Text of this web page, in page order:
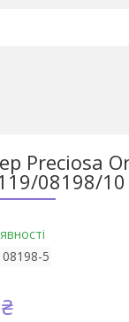
Preciosa
08198/10
08198-5